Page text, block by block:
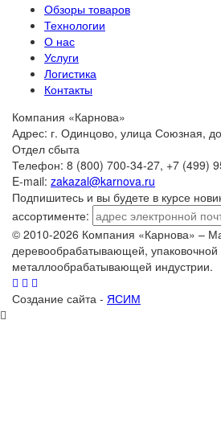
Обзоры товаров
Технологии
О нас
Услуги
Логистика
Контакты
Компания «Карнова»
Адрес: г. Одинцово, улица Союзная,
Отдел сбыта
Телефон: 8 (800) 700-34-27, +7 (499)
E-mail: zakazal@karnova.ru
Подпишитесь и вы будете в курсе
ассортименте:
© 2010-2026 Компания «Карнова» –
деревообрабатывающей, упаковочной
металлообрабатывающей индустрии.
Создание сайта - ЯСИМ